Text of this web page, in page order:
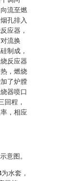
流至燃
孔排入
应器，
流换
制成，
反应器
，燃烧
了炉膛
器喷口
回程，
，相应
意图。
水套，